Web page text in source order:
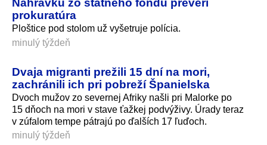
Nahrávku zo štátneho fondu preverí
prokuratúra
Ploštice pod stolom už vyšetruje polícia.
minulý týždeň
Dvaja migranti prežili 15 dní na mori,
zachránili ich pri pobreží Španielska
Dvoch mužov zo severnej Afriky našli pri Malorke po
15 dňoch na mori v stave ťažkej podvýživy. Úrady teraz
v zúfalom tempe pátrajú po ďalších 17 ľuďoch.
minulý týždeň